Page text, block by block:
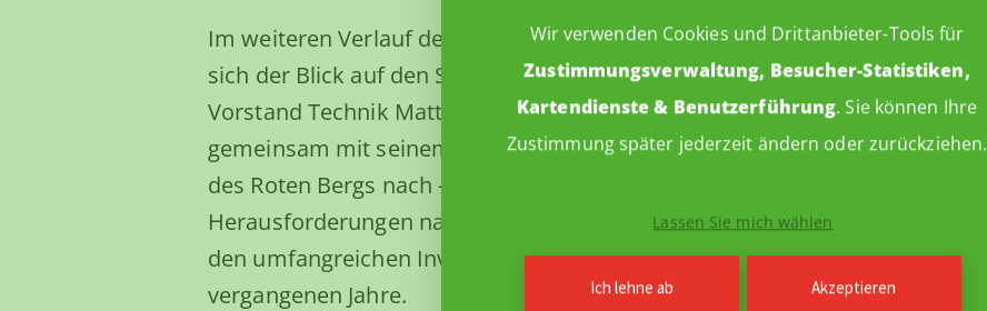
Im weiteren Verlauf der Veranstaltung richtete
sich der Blick auf den Stadtteil insgesamt. Unser
Vorstand Technik Matthias Kittel zeichnete
gemeinsam mit seinem Team die Entwicklung
des Roten Bergs nach – von den
Herausforderungen nach der Wende bis hin zu
den umfangreichen Investitionen der
vergangenen Jahre.
Wir verwenden Cookies und Drittanbieter-Tools für
Zustimmungsverwaltung, Besucher-Statistiken,
Kartendienste & Benutzerführung. Sie können Ihre
Zustimmung später jederzeit ändern oder zurückziehen.
Lassen Sie mich wählen
Ich lehne ab Akzeptieren